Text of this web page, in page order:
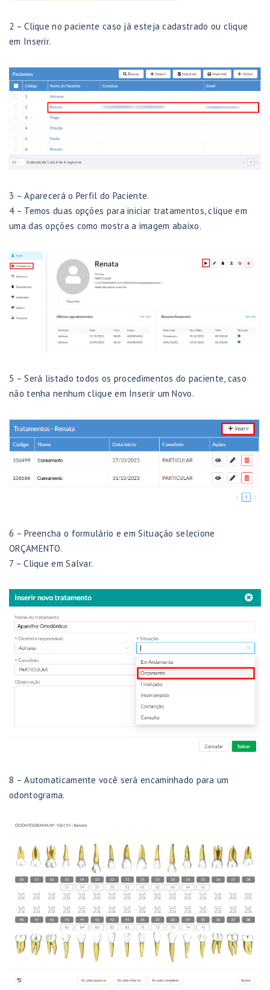
2 – Clique no paciente caso já esteja cadastrado ou clique
em Inserir.
3 – Aparecerá o Perfil do Paciente.
4 – Temos duas opções para iniciar tratamentos, clique em
uma das opções como mostra a imagem abaixo.
5 – Será listado todos os procedimentos do paciente, caso
não tenha nenhum clique em Inserir um Novo.
6 – Preencha o formulário e em Situação selecione
ORÇAMENTO.
7 – Clique em Salvar.
8 – Automaticamente você será encaminhado para um
odontograma.